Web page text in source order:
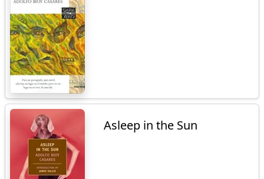
Asleep in the Sun